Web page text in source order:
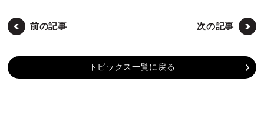
前の記事 次の記事
トピックス一覧に戻る